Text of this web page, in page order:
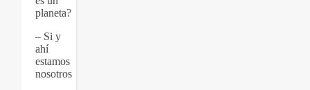
planeta?
– Si y
ahí
estamos
nosotros